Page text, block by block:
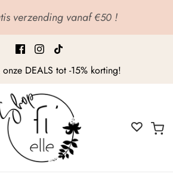
verzending vanaf €50 !
DEALS tot -15% korting!